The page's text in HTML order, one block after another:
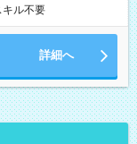
キル不要
詳細へ